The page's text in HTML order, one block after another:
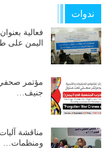
ندوات
اليمن على
مؤتمر صحفي
جنيف…
مناقشة
ومنظمات…